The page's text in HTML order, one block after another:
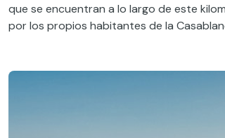
que se encuentran a lo largo de este
por los propios habitantes de la